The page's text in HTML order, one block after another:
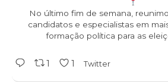
No último fim de semana,
candidatos e especialistas em
formação política para as
1 1 Twitter